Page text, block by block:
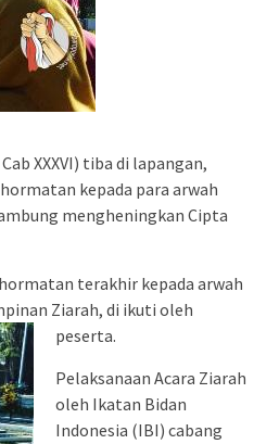
XXXVI) tiba di lapangan,
kepada para arwah
mengheningkan Cipta
terakhir kepada arwah
Ziarah, di ikuti oleh
peserta.
Pelaksanaan Acara Ziarah
oleh Ikatan Bidan
Indonesia (IBI) cabang